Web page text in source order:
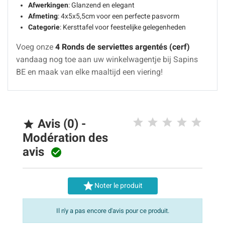
Afwerkingen: Glanzend en elegant
Afmeting: 4x5x5,5cm voor een perfecte pasvorm
Categorie: Kersttafel voor feestelijke gelegenheden
Voeg onze 4 Ronds de serviettes argentés (cerf)
vandaag nog toe aan uw winkelwagentje bij Sapins
BE en maak van elke maaltijd een viering!
 Avis (0) -
Modération des
avis 
Noter le produit
Il n'y a pas encore d'avis pour ce produit.